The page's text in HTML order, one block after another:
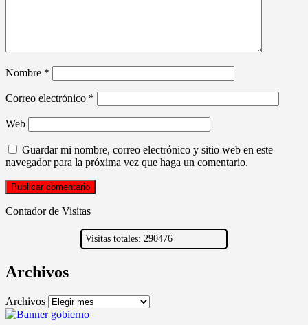
Nombre *
Correo electrónico *
Web
Guardar mi nombre, correo electrónico y sitio web en este
navegador para la próxima vez que haga un comentario.
Contador de Visitas
Visitas totales: 290476
Archivos
Archivos